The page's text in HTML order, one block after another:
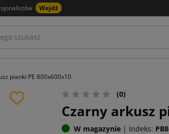
Wejdź
pianki PE 800x600x10
(0)
Czarny arkusz
W magazynie| Indeks: